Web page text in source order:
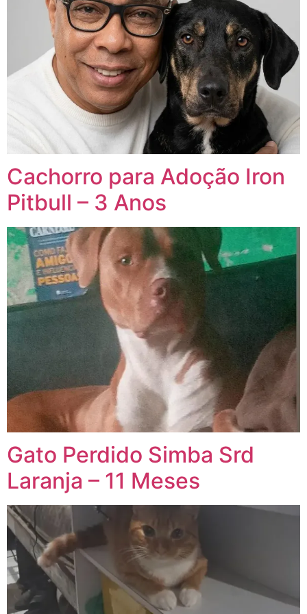
Cachorro para Adoção Iron
Pitbull – 3 Anos
Gato Perdido Simba Srd
Laranja – 11 Meses